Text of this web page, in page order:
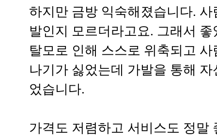
하지만 금방 익숙해졌습니다. 사
발인지 모르더라고요. 그래서
탈모로 인해 스스로 위축되고 사
나기가 싫었는데 가발을 통해 자
었습니다.
가격도 저렴하고 서비스도 정말